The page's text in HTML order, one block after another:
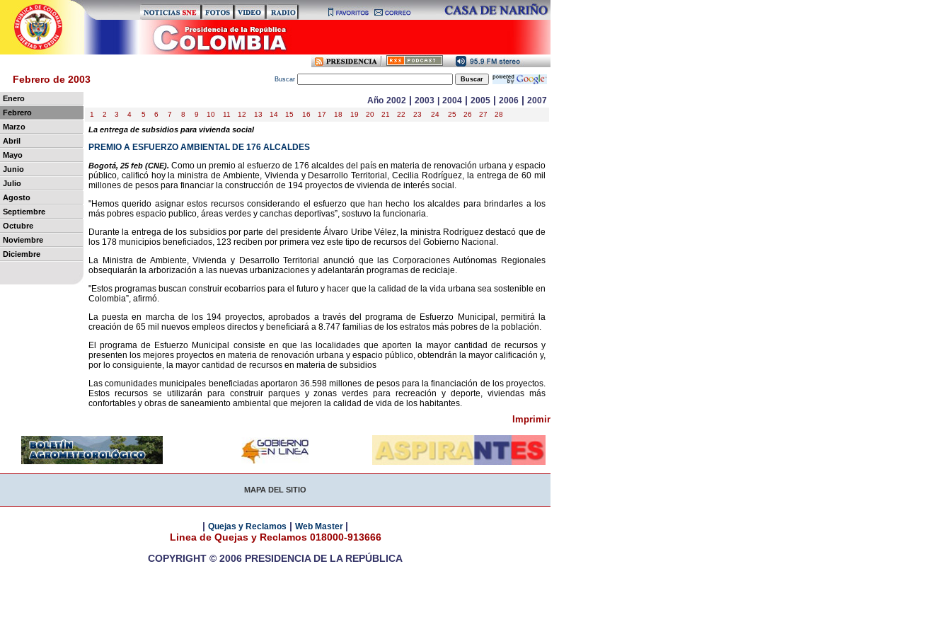
Febrero de 2003 Buscar
Enero
Febrero
Marzo
Abril
Mayo
Junio
Julio
Agosto
Septiembre
Octubre
Noviembre
Diciembre
Año 2002 | 2003 2004 | 2005 | 2006 | 2007
1 2 3 4 5 6 7 8 9 10 11 12 13 14 15 16 17 18 19 20 21 22 23 24 25 26 27 28
La entrega de subsidios para vivienda social
PREMIO A ESFUERZO AMBIENTAL DE 176 ALCALDES
Bogotá, 25 feb (CNE). Como un premio al esfuerzo de 176 alcaldes del país en materia de renovación urbana y espacio
público, calificó hoy la ministra de Ambiente, Vivienda y Desarrollo Territorial, Cecilia Rodríguez, la entrega de 60 mil
millones de pesos para financiar la construcción de 194 proyectos de vivienda de interés social.
"Hemos querido asignar estos recursos considerando el esfuerzo que han hecho los alcaldes para brindarles a los
más pobres espacio publico, áreas verdes y canchas deportivas”, sostuvo la funcionaria.
Durante la entrega de los subsidios por parte del presidente Álvaro Uribe Vélez, la ministra Rodríguez destacó que de
los 178 municipios beneficiados, 123 reciben por primera vez este tipo de recursos del Gobierno Nacional.
La Ministra de Ambiente, Vivienda y Desarrollo Territorial anunció que las Corporaciones Autónomas Regionales
obsequiarán la arborización a las nuevas urbanizaciones y adelantarán programas de reciclaje.
"Estos programas buscan construir ecobarrios para el futuro y hacer que la calidad de la vida urbana sea sostenible en
Colombia”, afirmó.
La puesta en marcha de los 194 proyectos, aprobados a través del programa de Esfuerzo Municipal, permitirá la
creación de 65 mil nuevos empleos directos y beneficiará a 8.747 familias de los estratos más pobres de la población.
El programa de Esfuerzo Municipal consiste en que las localidades que aporten la mayor cantidad de recursos y
presenten los mejores proyectos en materia de renovación urbana y espacio público, obtendrán la mayor calificación y,
por lo consiguiente, la mayor cantidad de recursos en materia de subsidios
Las comunidades municipales beneficiadas aportaron 36.598 millones de pesos para la financiación de los proyectos.
Estos recursos se utilizarán para construir parques y zonas verdes para recreación y deporte, viviendas más
confortables y obras de saneamiento ambiental que mejoren la calidad de vida de los habitantes.
Imprimir
MAPA DEL SITIO
| Quejas y Reclamos | Web Master |
Linea de Quejas y Reclamos 018000-913666
COPYRIGHT © 2006 PRESIDENCIA DE LA REPÚBLICA